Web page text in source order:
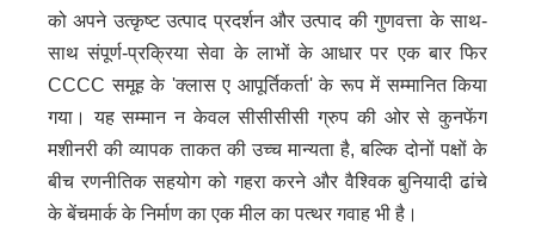
को अपने उत्कृष्ट उत्पाद प्रदर्शन और उत्पाद की गुणवत्ता के साथ-
साथ संपूर्ण-प्रक्रिया सेवा के लाभों के आधार पर एक बार फिर
CCCC समूह के 'क्लास ए आपूर्तिकर्ता' के रूप में सम्मानित किया
गया। यह सम्मान न केवल सीसीसीसी ग्रुप की ओर से कुनफेंग
मशीनरी की व्यापक ताकत की उच्च मान्यता है, बल्कि दोनों पक्षों के
बीच रणनीतिक सहयोग को गहरा करने और वैश्विक बुनियादी ढांचे
के बेंचमार्क के निर्माण का एक मील का पत्थर गवाह भी है।